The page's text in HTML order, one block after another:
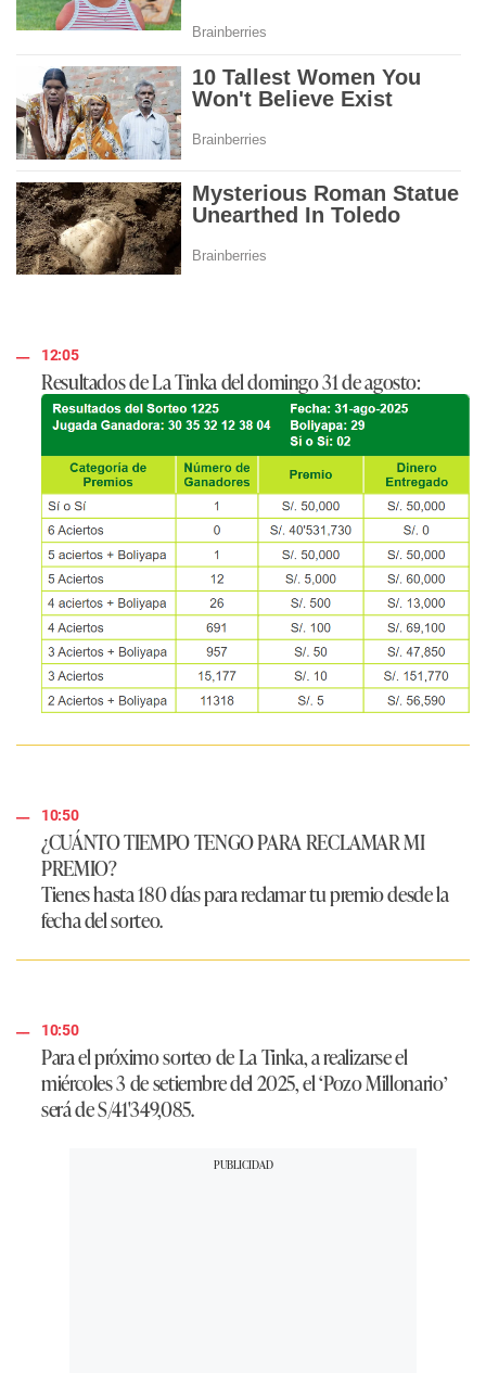
12:05
Resultados de La Tinka del domingo 31 de agosto:
10:50
¿CUÁNTO TIEMPO TENGO PARA RECLAMAR MI
PREMIO?
Tienes hasta 180 días para reclamar tu premio desde la
fecha del sorteo.
10:50
Para el próximo sorteo de La Tinka, a realizarse el
miércoles 3 de setiembre del 2025, el‘Pozo Millonario’
será deS/41'349,085.